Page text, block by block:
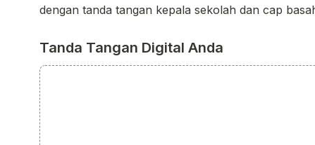
dengan tanda tangan kepala sekolah dan cap
Tanda Tangan Digital Anda